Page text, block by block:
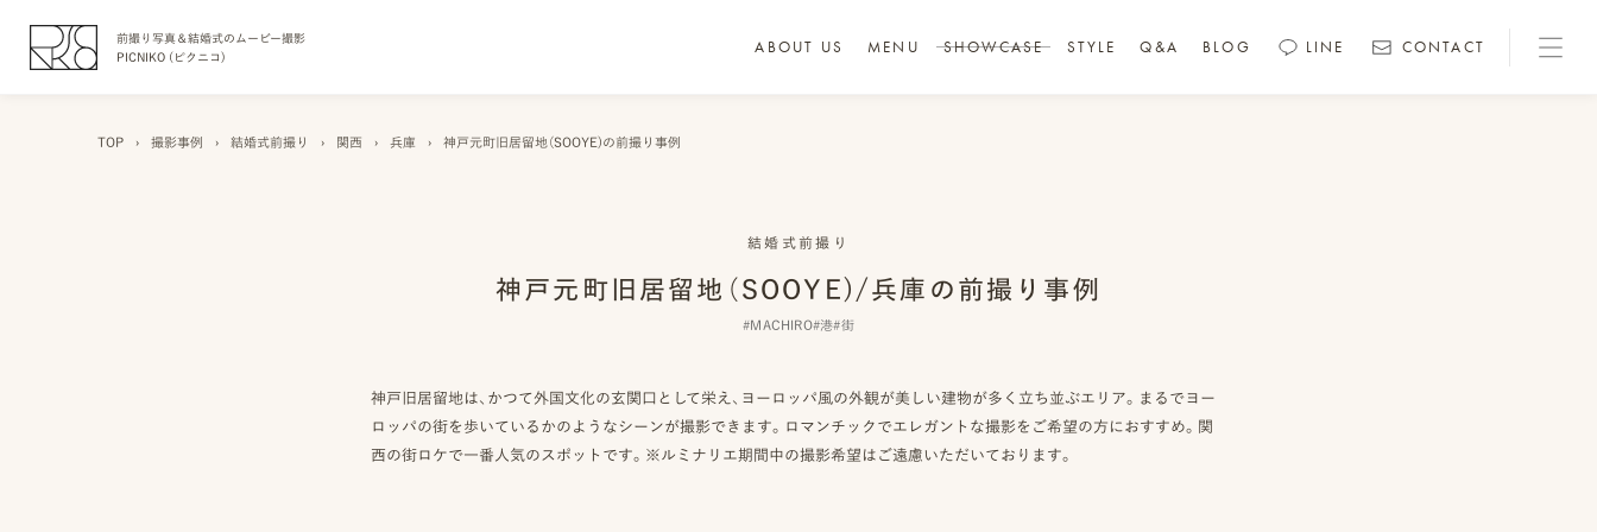
前撮り写真＆結婚式のムービー撮影
PICNIKO (ピクニコ)
ABOUT US MENU SHOWCASE STYLE Q&A BLOG LINE CONTACT
TOP › 撮影事例 › 結婚式前撮り › 関西 › 兵庫 › 神戸元町旧居留地（SOOYE)の前撮り事例
結婚式前撮り
神戸元町旧居留地（SOOYE)/兵庫の前撮り事例
#MACHIRO#港#街
神戸旧居留地は、かつて外国文化の玄関口として栄え、ヨーロッパ風の外観が美しい建物が多く立ち並ぶエリア。まるでヨー
ロッパの街を歩いているかのようなシーンが撮影できます。ロマンチックでエレガントな撮影をご希望の方におすすめ。関
西の街ロケで一番人気のスポットです。※ルミナリエ期間中の撮影希望はご遠慮いただいております。